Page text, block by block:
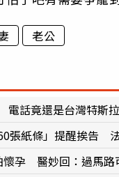
老公
話竟還是台灣特斯拉
張紙條」提醒挨告
懷孕 醫妙回：過馬路